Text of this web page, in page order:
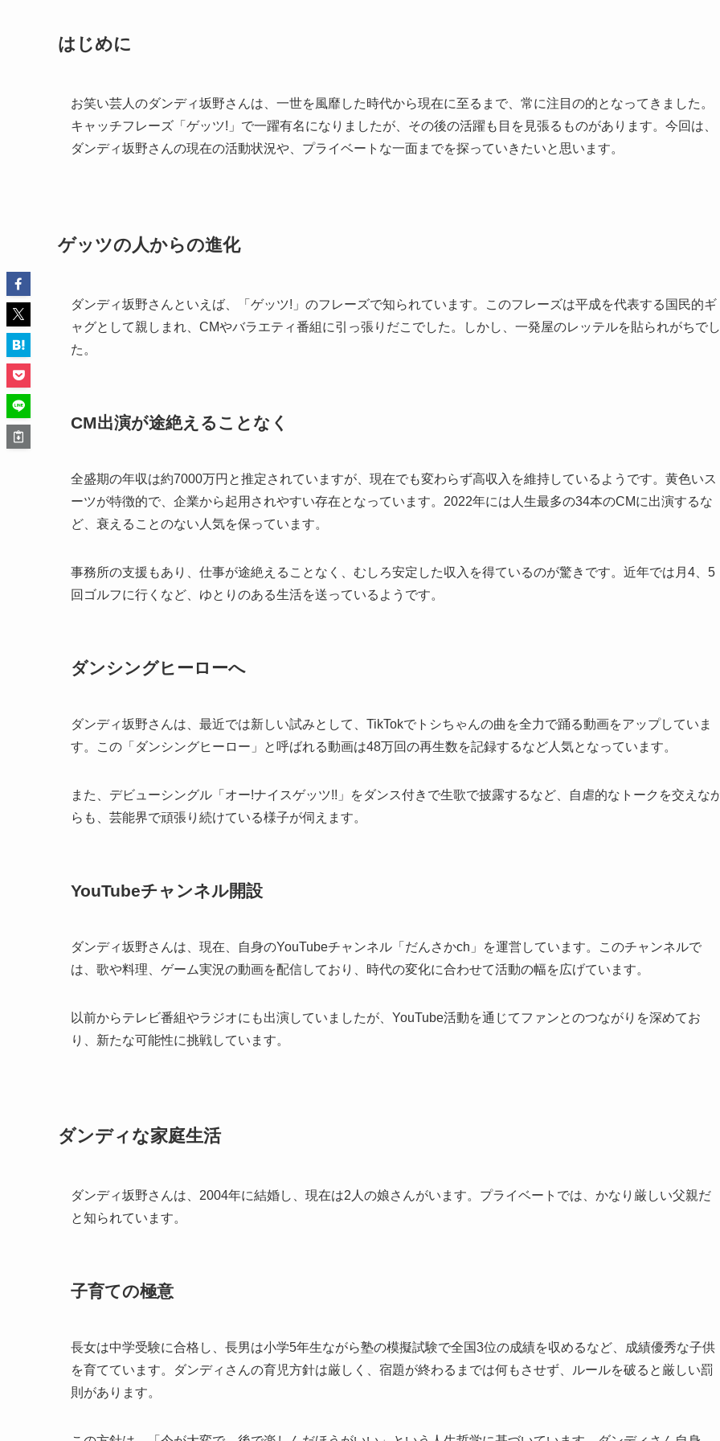
はじめに
お笑い芸人のダンディ坂野さんは、一世を風靡した時代から現在に至るまで、常に注目の的となってきました。
キャッチフレーズ「ゲッツ!」で一躍有名になりましたが、その後の活躍も目を見張るものがあります。今回は、
ダンディ坂野さんの現在の活動状況や、プライベートな一面までを探っていきたいと思います。
ゲッツの人からの進化
ダンディ坂野さんといえば、「ゲッツ!」のフレーズで知られています。このフレーズは平成を代表する国民的ギ
ャグとして親しまれ、CMやバラエティ番組に引っ張りだこでした。しかし、一発屋のレッテルを貼られがちでし
た。
CM出演が途絶えることなく
全盛期の年収は約7000万円と推定されていますが、現在でも変わらず高収入を維持しているようです。黄色いス
ーツが特徴的で、企業から起用されやすい存在となっています。2022年には人生最多の34本のCMに出演するな
ど、衰えることのない人気を保っています。
事務所の支援もあり、仕事が途絶えることなく、むしろ安定した収入を得ているのが驚きです。近年では月4、5
回ゴルフに行くなど、ゆとりのある生活を送っているようです。
ダンシングヒーローへ
ダンディ坂野さんは、最近では新しい試みとして、TikTokでトシちゃんの曲を全力で踊る動画をアップしていま
す。この「ダンシングヒーロー」と呼ばれる動画は48万回の再生数を記録するなど人気となっています。
また、デビューシングル「オー!ナイスゲッツ!!」をダンス付きで生歌で披露するなど、自虐的なトークを交えな
らも、芸能界で頑張り続けている様子が伺えます。
YouTubeチャンネル開設
ダンディ坂野さんは、現在、自身のYouTubeチャンネル「だんさかch」を運営しています。このチャンネルで
は、歌や料理、ゲーム実況の動画を配信しており、時代の変化に合わせて活動の幅を広げています。
以前からテレビ番組やラジオにも出演していましたが、YouTube活動を通じてファンとのつながりを深めてお
り、新たな可能性に挑戦しています。
ダンディな家庭生活
ダンディ坂野さんは、2004年に結婚し、現在は2人の娘さんがいます。プライベートでは、かなり厳しい父親だ
と知られています。
子育ての極意
長女は中学受験に合格し、長男は小学5年生ながら塾の模擬試験で全国3位の成績を収めるなど、成績優秀な子供
を育てています。ダンディさんの育児方針は厳しく、宿題が終わるまでは何もさせず、ルールを破ると厳しい罰
則があります。